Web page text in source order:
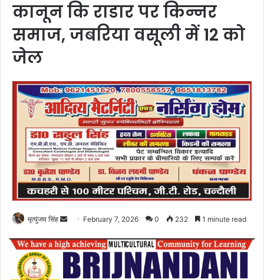
कानून कि राडार पर किन्नर
समाज, जबरिया वसूली में 12 को
जेल
मृत्युंजय सिंह
Send
email
February 7, 2026 0 232 1 minute read